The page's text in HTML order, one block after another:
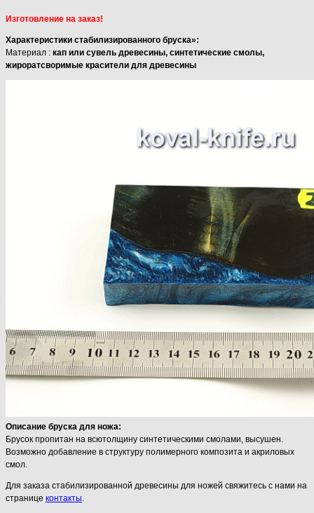
Изготовление на заказ!
Характеристики стабилизированного бруска»:
Материал : кап или сувель древесины, синтетические смолы,
жироратсворимые красители для древесины
Описание бруска для ножа:
Брусок пропитан на всютолщину синтетическими смолами, высушен.
Возможно добавление в структуру полимерного композита и акриловых
смол.
Для заказа стабилизированной древесины для ножей свяжитесь с нами на
странице контакты.